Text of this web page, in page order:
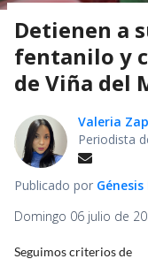
Detienen a
fentanilo y
de Viña del
Valeria
Periodista
Publicado por Génesis
Domingo 06 julio de
Seguimos criterios de